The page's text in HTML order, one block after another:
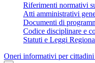
Riferimenti normativi
Atti amministrativi
Documenti di
Codice disciplinare e
Statuti e Leggi
Oneri informativi per cittadini